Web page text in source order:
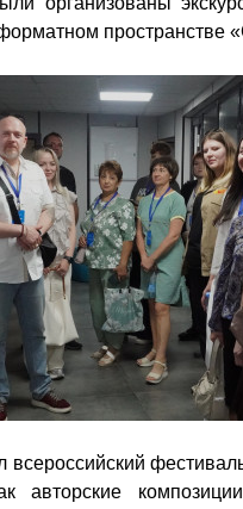
пространстве
всероссийский
авторские